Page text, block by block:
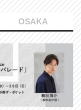
OSAKA